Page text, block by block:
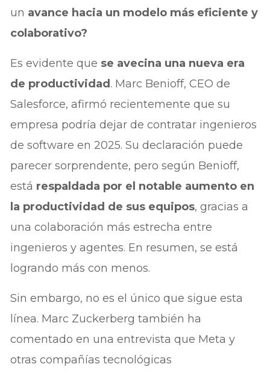
un avance hacia un modelo más eficiente y
colaborativo?
Es evidente que se avecina una nueva era
de productividad. Marc Benioff, CEO de
Salesforce, afirmó recientemente que su
empresa podría dejar de contratar ingenieros
de software en 2025. Su declaración puede
parecer sorprendente, pero según Benioff,
está respaldada por el notable aumento en
la productividad de sus equipos, gracias a
una colaboración más estrecha entre
ingenieros y agentes. En resumen, se está
logrando más con menos.
Sin embargo, no es el único que sigue esta
línea. Marc Zuckerberg también ha
comentado en una entrevista que Meta y
otras compañías tecnológicas